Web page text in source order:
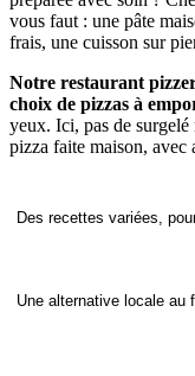
vous faut : une pâte
frais, une cuisson sur
Notre restaurant
choix de pizzas à
yeux. Ici, pas de
pizza faite maison, avec
Des recettes variées,
Une alternative locale au